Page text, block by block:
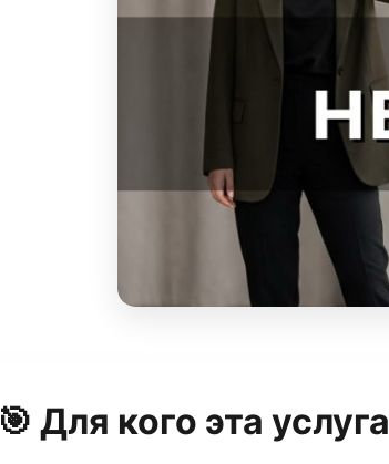
🎯 Для кого эта услуга